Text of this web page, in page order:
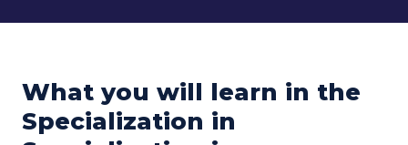
What you will learn in the
Specialization in